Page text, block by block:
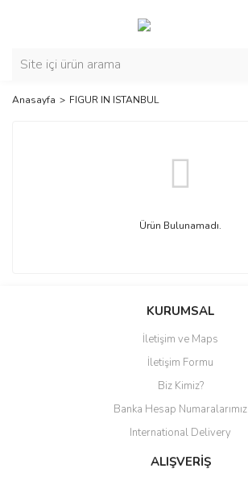
Anasayfa FIGUR IN ISTANBUL
Ürün Bulunamadı.
KURUMSAL
İletişim ve Maps
İletişim Formu
Biz Kimiz?
Banka Hesap Numaralarımız
International Delivery
ALIŞVERİŞ